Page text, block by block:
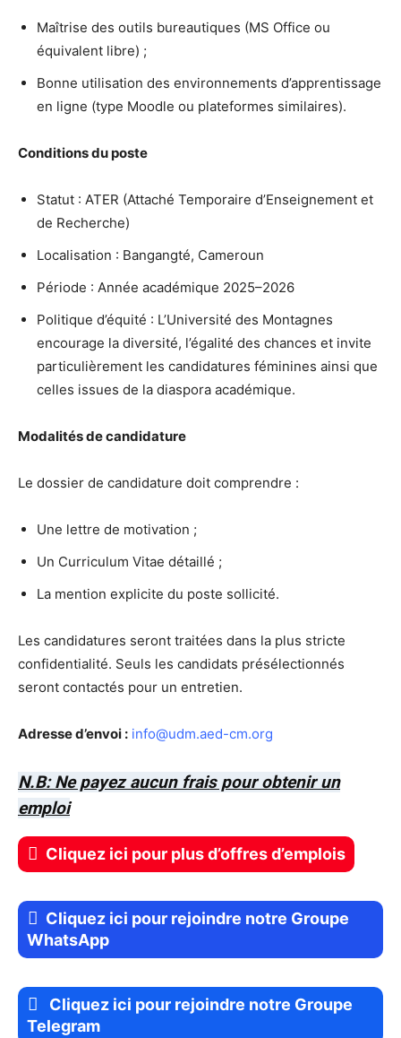
Maîtrise des outils bureautiques (MS Office ou
équivalent libre) ;
Bonne utilisation des environnements d’apprentissage
en ligne (type Moodle ou plateformes similaires).
Conditions du poste
Statut : ATER (Attaché Temporaire d’Enseignement et
de Recherche)
Localisation : Bangangté, Cameroun
Période : Année académique 2025–2026
Politique d’équité : L’Université des Montagnes
encourage la diversité, l’égalité des chances et invite
particulièrement les candidatures féminines ainsi que
celles issues de la diaspora académique.
Modalités de candidature
Le dossier de candidature doit comprendre :
Une lettre de motivation ;
Un Curriculum Vitae détaillé ;
La mention explicite du poste sollicité.
Les candidatures seront traitées dans la plus stricte
confidentialité. Seuls les candidats présélectionnés
seront contactés pour un entretien.
Adresse d’envoi : info@udm.aed-cm.org
N.B: Ne payez aucun frais pour obtenir un
emploi
Cliquez ici pour plus d’offres d’emplois
Cliquez ici pour rejoindre notre Groupe
WhatsApp
Cliquez ici pour rejoindre notre Groupe
Telegram